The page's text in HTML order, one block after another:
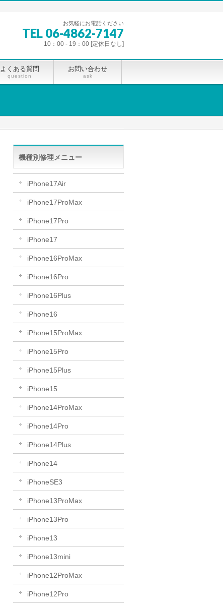
お気軽にお電話ください
TEL 06-4862-7147
10：00 - 19：00 [定休日なし]
よくある質問
question
お問い合わせ
ask
機種別修理メニュー
iPhone17Air
iPhone17ProMax
iPhone17Pro
iPhone17
iPhone16ProMax
iPhone16Pro
iPhone16Plus
iPhone16
iPhone15ProMax
iPhone15Pro
iPhone15Plus
iPhone15
iPhone14ProMax
iPhone14Pro
iPhone14Plus
iPhone14
iPhoneSE3
iPhone13ProMax
iPhone13Pro
iPhone13
iPhone13mini
iPhone12ProMax
iPhone12Pro